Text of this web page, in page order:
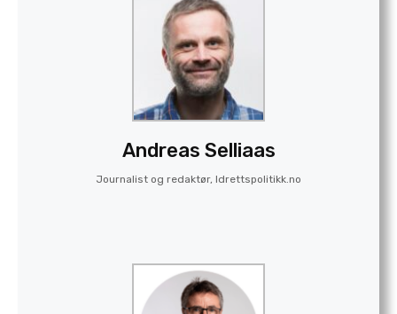
Andreas Selliaas
Journalist og redaktør, Idrettspolitikk.no